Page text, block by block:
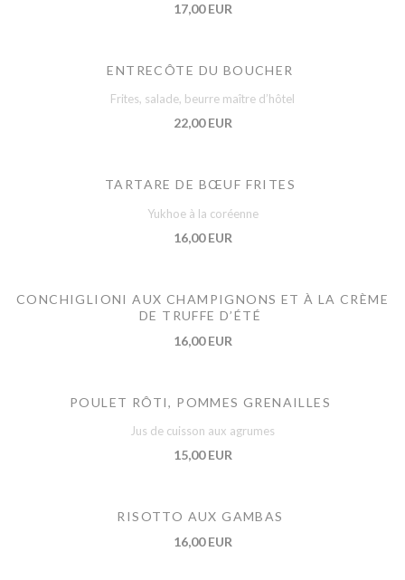
17,00 EUR
ENTRECÔTE DU BOUCHER
Frites, salade, beurre maître d’hôtel
22,00 EUR
TARTARE DE BŒUF FRITES
Yukhoe à la coréenne
16,00 EUR
CONCHIGLIONI AUX CHAMPIGNONS ET À LA CRÈME
DE TRUFFE D’ÉTÉ
16,00 EUR
POULET RÔTI, POMMES GRENAILLES
Jus de cuisson aux agrumes
15,00 EUR
RISOTTO AUX GAMBAS
16,00 EUR